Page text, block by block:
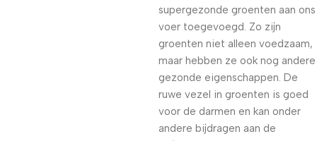
supergezonde groenten aan ons
voer toegevoegd. Zo zijn
groenten niet alleen voedzaam,
maar hebben ze ook nog andere
gezonde eigenschappen. De
ruwe vezel in groenten is goed
voor de darmen en kan onder
andere bijdragen aan de